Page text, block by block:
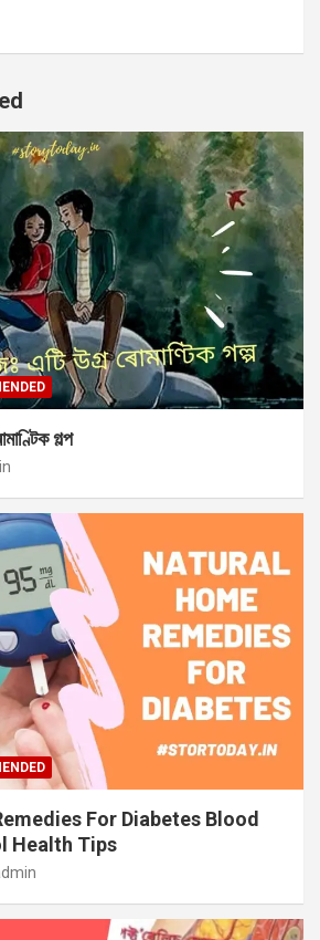
গল্প
For Diabetes Blood
Health Tips